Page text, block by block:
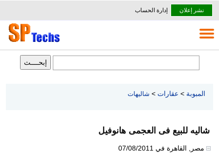
نشر إعلان إدارة الحساب
المبوبة > عقارات > شاليهات
شاليه للبيع فى العجمى هانوفيل
مصر القاهرة في 07/08/2011